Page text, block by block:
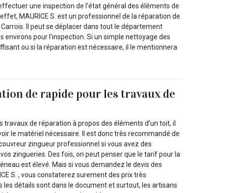
une inspection de l’état général des éléments de
MAURICE S. est un professionnel de la réparation de
Il peut se déplacer dans tout le département
environs pour l’inspection. Si un simple nettoyage des
ou si la réparation est nécessaire, il le mentionnera
de rapide pour les travaux de
travaux de réparation à propos des éléments d’un toit, il
le matériel nécessaire. Il est donc très recommandé de
zingueur professionnel si vous avez des
zingueries. Des fois, on peut penser que le tarif pour la
est élevé. Mais si vous demandez le devis des
S. , vous constaterez surement des prix très
les détails sont dans le document et surtout, les artisans